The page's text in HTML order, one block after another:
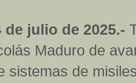
de julio de 2025.-
Maduro de
sistemas de